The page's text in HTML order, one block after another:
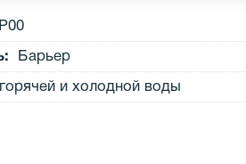
: Барьер
и холодной воды